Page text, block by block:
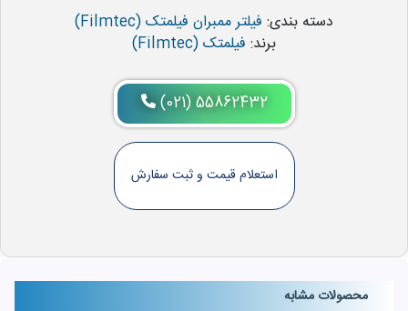
دسته بندی: فیلتر ممبران فیلمتک (Filmtec)
برند: فیلمتک (Filmtec)
(021) 55862432
استعلام قیمت و ثبت سفارش
محصولات مشابه